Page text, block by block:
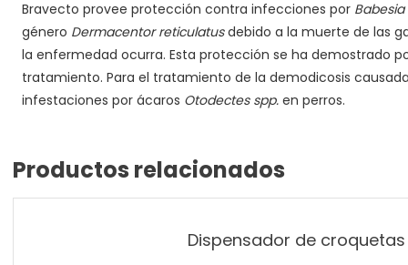
Bravecto provee protección contra infecciones por
género Dermacentor reticulatusdebido a la muerte de las
la enfermedad ocurra. Esta protección se ha demostrado
tratamiento. Para el tratamiento de la demodicosis
infestaciones por ácaros Otodectes spp.en perros.
Productos relacionados
Dispensador de croquetas